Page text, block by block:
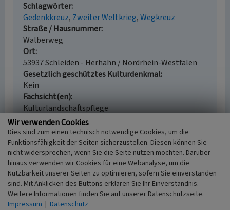
Schlagwörter
Gedenkkreuz Zweiter Weltkrieg Wegkreuz
Straße / Hausnummer
Walberweg
Ort
53937 Schleiden - Herhahn / Nordrhein-Westfalen
Gesetzlich geschütztes Kulturdenkmal
Kein
Fachsicht(en)
Kulturlandschaftspflege
Erfassungsmaßstab
i.d.R. 1:5.000 (größer als 1:20.000)
Erfassungsmethode
mündliche Hinweise Ortsansässiger, Ortskundiger,
Vor Ort Dokumentation
Historischer Zeitraum
Beginn 2000
Wir verwenden Cookies
Dies sind zum einen technisch notwendige Cookies, um die
Funktionsfähigkeit der Seiten sicherzustellen. Diesen können Sie
nicht widersprechen, wenn Sie die Seite nutzen möchten. Darüber
hinaus verwenden wir Cookies für eine Webanalyse, um die
Nutzbarkeit unserer Seiten zu optimieren, sofern Sie einverstanden
sind. Mit Anklicken des Buttons erklären Sie Ihr Einverständnis.
Weitere Informationen finden Sie auf unserer Datenschutzseite.
Impressum | Datenschutz